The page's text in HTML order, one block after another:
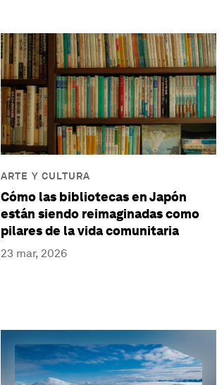
ARTE Y CULTURA
Cómo las bibliotecas en Japón
están siendo reimaginadas como
pilares de la vida comunitaria
23 mar, 2026